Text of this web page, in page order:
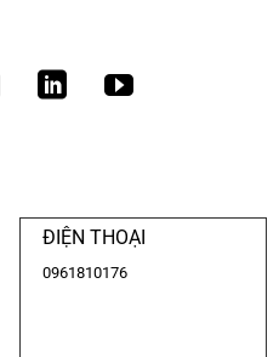
ĐIỆN THOẠI
0961810176